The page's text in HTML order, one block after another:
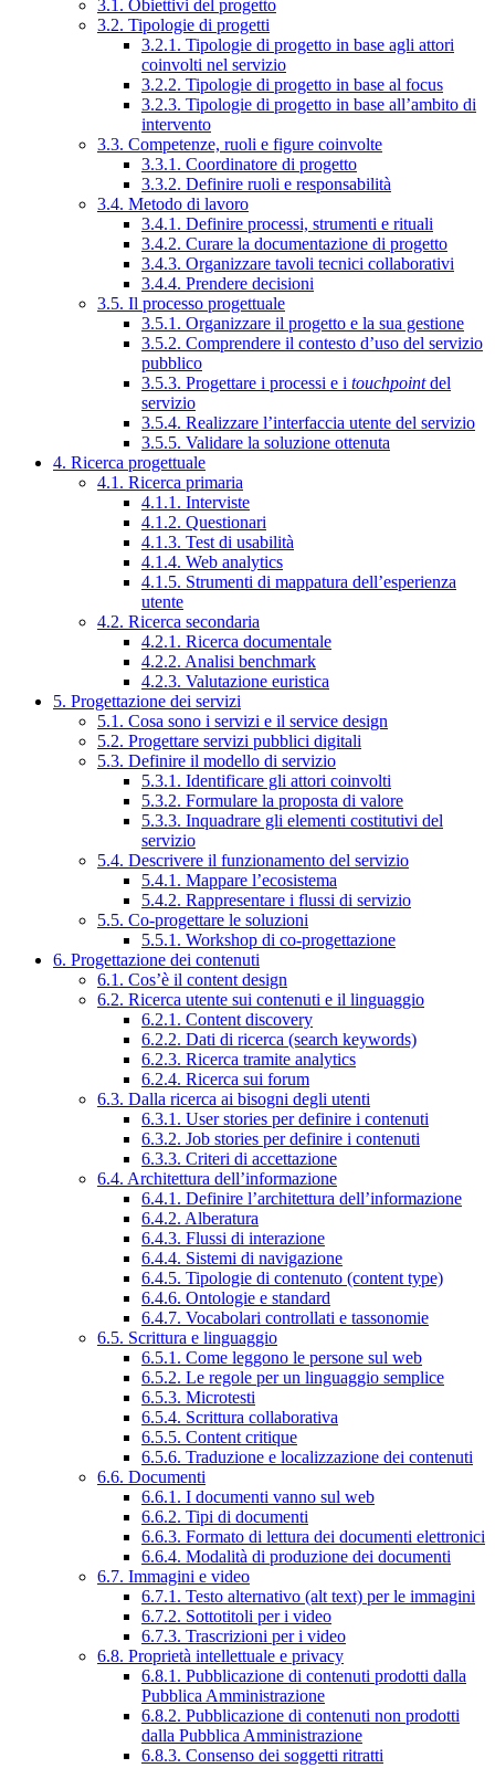
3.1. Obiettivi del progetto
3.2. Tipologie di progetti
3.2.1. Tipologie di progetto in base agli attori
coinvolti nel servizio
3.2.2. Tipologie di progetto in base al focus
3.2.3. Tipologie di progetto in base all’ambito di
intervento
3.3. Competenze, ruoli e figure coinvolte
3.3.1. Coordinatore di progetto
3.3.2. Definire ruoli e responsabilità
3.4. Metodo di lavoro
3.4.1. Definire processi, strumenti e rituali
3.4.2. Curare la documentazione di progetto
3.4.3. Organizzare tavoli tecnici collaborativi
3.4.4. Prendere decisioni
3.5. Il processo progettuale
3.5.1. Organizzare il progetto e la sua gestione
3.5.2. Comprendere il contesto d’uso del servizio
pubblico
3.5.3. Progettare i processi e i touchpointdel
servizio
3.5.4. Realizzare l’interfaccia utente del servizio
3.5.5. Validare la soluzione ottenuta
4. Ricerca progettuale
4.1. Ricerca primaria
4.1.1. Interviste
4.1.2. Questionari
4.1.3. Test di usabilità
4.1.4. Web analytics
4.1.5. Strumenti di mappatura dell’esperienza
utente
4.2. Ricerca secondaria
4.2.1. Ricerca documentale
4.2.2. Analisi benchmark
4.2.3. Valutazione euristica
5. Progettazione dei servizi
5.1. Cosa sono i servizi e il service design
5.2. Progettare servizi pubblici digitali
5.3. Definire il modello di servizio
5.3.1. Identificare gli attori coinvolti
5.3.2. Formulare la proposta di valore
5.3.3. Inquadrare gli elementi costitutivi del
servizio
5.4. Descrivere il funzionamento del servizio
5.4.1. Mappare l’ecosistema
5.4.2. Rappresentare i flussi di servizio
5.5. Co-progettare le soluzioni
5.5.1. Workshop di co-progettazione
6. Progettazione dei contenuti
6.1. Cos’è il content design
6.2. Ricerca utente sui contenuti e il linguaggio
6.2.1. Content discovery
6.2.2. Dati di ricerca (search keywords)
6.2.3. Ricerca tramite analytics
6.2.4. Ricerca sui forum
6.3. Dalla ricerca ai bisogni degli utenti
6.3.1. User stories per definire i contenuti
6.3.2. Job stories per definire i contenuti
6.3.3. Criteri di accettazione
6.4. Architettura dell’informazione
6.4.1. Definire l’architettura dell’informazione
6.4.2. Alberatura
6.4.3. Flussi di interazione
6.4.4. Sistemi di navigazione
6.4.5. Tipologie di contenuto (content type)
6.4.6. Ontologie e standard
6.4.7. Vocabolari controllati e tassonomie
6.5. Scrittura e linguaggio
6.5.1. Come leggono le persone sul web
6.5.2. Le regole per un linguaggio semplice
6.5.3. Microtesti
6.5.4. Scrittura collaborativa
6.5.5. Content critique
6.5.6. Traduzione e localizzazione dei contenuti
6.6. Documenti
6.6.1. I documenti vanno sul web
6.6.2. Tipi di documenti
6.6.3. Formato di lettura dei documenti elettronici
6.6.4. Modalità di produzione dei documenti
6.7. Immagini e video
6.7.1. Testo alternativo (alt text) per le immagini
6.7.2. Sottotitoli per i video
6.7.3. Trascrizioni per i video
6.8. Proprietà intellettuale e privacy
6.8.1. Pubblicazione di contenuti prodotti dalla
Pubblica Amministrazione
6.8.2. Pubblicazione di contenuti non prodotti
dalla Pubblica Amministrazione
6.8.3. Consenso dei soggetti ritratti